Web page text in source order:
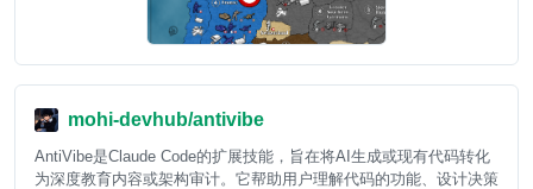
mohi-devhub/antivibe
AntiVibe是Claude Code的扩展技能，旨在将AI生成或现有代码转化
为深度教育内容或架构审计。它帮助用户理解代码的功能、设计决策